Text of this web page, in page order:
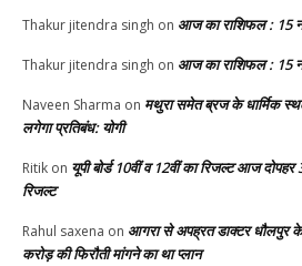
Thakur jitendra singh on आज का राशिफल : 15
Thakur jitendra singh on आज का राशिफल : 15
Naveen Sharma on मथुरा समेत ब्रज के धार्मिक
लगेगा प्रतिबंध: योगी
Ritik on यूपी बोर्ड 10वीं व 12वीं का रिजल्ट आज
रिजल्ट
Rahul saxena on आगरा से अपह्रत डाक्टर धौलपुर
करोड़ की फिरौती मांगने का था प्लान